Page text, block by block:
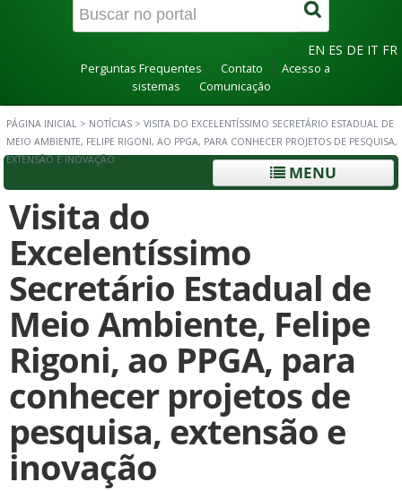
EN ES DE IT FR
Perguntas Frequentes Contato
Acesso a
sistemas
Comunicação
PÁGINA INICIAL > NOTÍCIAS > VISITA DO EXCELENTÍSSIMO SECRETÁRIO ESTADUAL DE
MEIO AMBIENTE, FELIPE RIGONI, AO PPGA, PARA CONHECER PROJETOS DE PESQUISA,
EXTENSÃO E INOVAÇÃO
MENU
Visita do
Excelentíssimo
Secretário Estadual de
Meio Ambiente, Felipe
Rigoni, ao PPGA, para
conhecer projetos de
pesquisa, extensão e
inovação